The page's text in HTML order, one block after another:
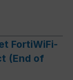
FortiWiFi-
(End of